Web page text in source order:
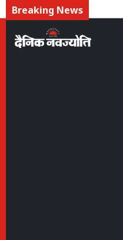
Breaking News